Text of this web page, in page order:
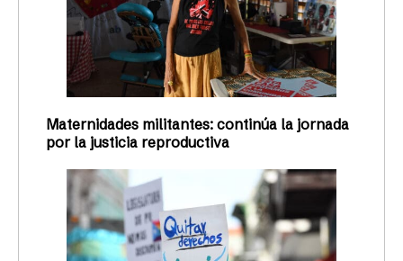
Maternidades militantes: continúa la jornada
por la justicia reproductiva